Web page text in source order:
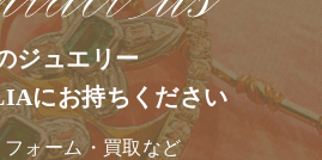
ジュエリー
にお持ちください
ォーム・買取など